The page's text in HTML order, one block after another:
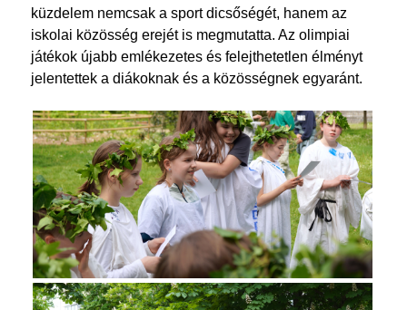
küzdelem nemcsak a sport dicsőségét, hanem az
iskolai közösség erejét is megmutatta. Az olimpiai
játékok újabb emlékezetes és felejthetetlen élményt
jelentettek a diákoknak és a közösségnek egyaránt.